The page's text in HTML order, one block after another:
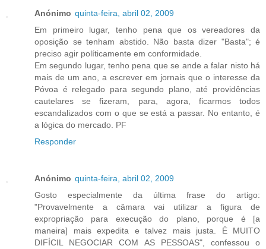
Anónimo quinta-feira, abril 02, 2009
Em primeiro lugar, tenho pena que os vereadores da
oposição se tenham abstido. Não basta dizer "Basta"; é
preciso agir políticamente em conformidade.
Em segundo lugar, tenho pena que se ande a falar nisto há
mais de um ano, a escrever em jornais que o interesse da
Póvoa é relegado para segundo plano, até providências
cautelares se fizeram, para, agora, ficarmos todos
escandalizados com o que se está a passar. No entanto, é
a lógica do mercado. PF
Responder
Anónimo quinta-feira, abril 02, 2009
Gosto especialmente da última frase do artigo:
"Provavelmente a câmara vai utilizar a figura de
expropriação para execução do plano, porque é [a
maneira] mais expedita e talvez mais justa. É MUITO
DIFÍCIL NEGOCIAR COM AS PESSOAS", confessou o